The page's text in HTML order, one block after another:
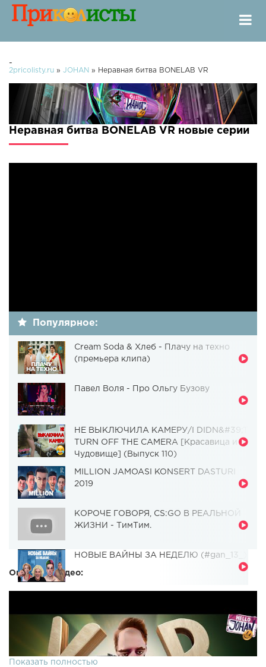
-
2pricolisty.ru » JOHAN » Неравная битва BONELAB VR
Неравная битва BONELAB VR новые серии
Популярное:
Cream Soda & Хлеб - Плачу на техно
(премьера клипа)
Павел Воля - Про Ольгу Бузову
НЕ ВЫКЛЮЧИЛА КАМЕРУ/I DIDN&#39;T
TURN OFF THE CAMERA [Красавица и
Чудовище] (Выпуск 110)
MILLION JAMOASI KONSERT DASTURI
2019
КОРОЧЕ ГОВОРЯ, CS:GO В РЕАЛЬНОЙ
ЖИЗНИ - ТимТим.
НОВЫЕ ВАЙНЫ ЗА НЕДЕЛЮ (#gan_13_)
Описание видео:
Показать полностью